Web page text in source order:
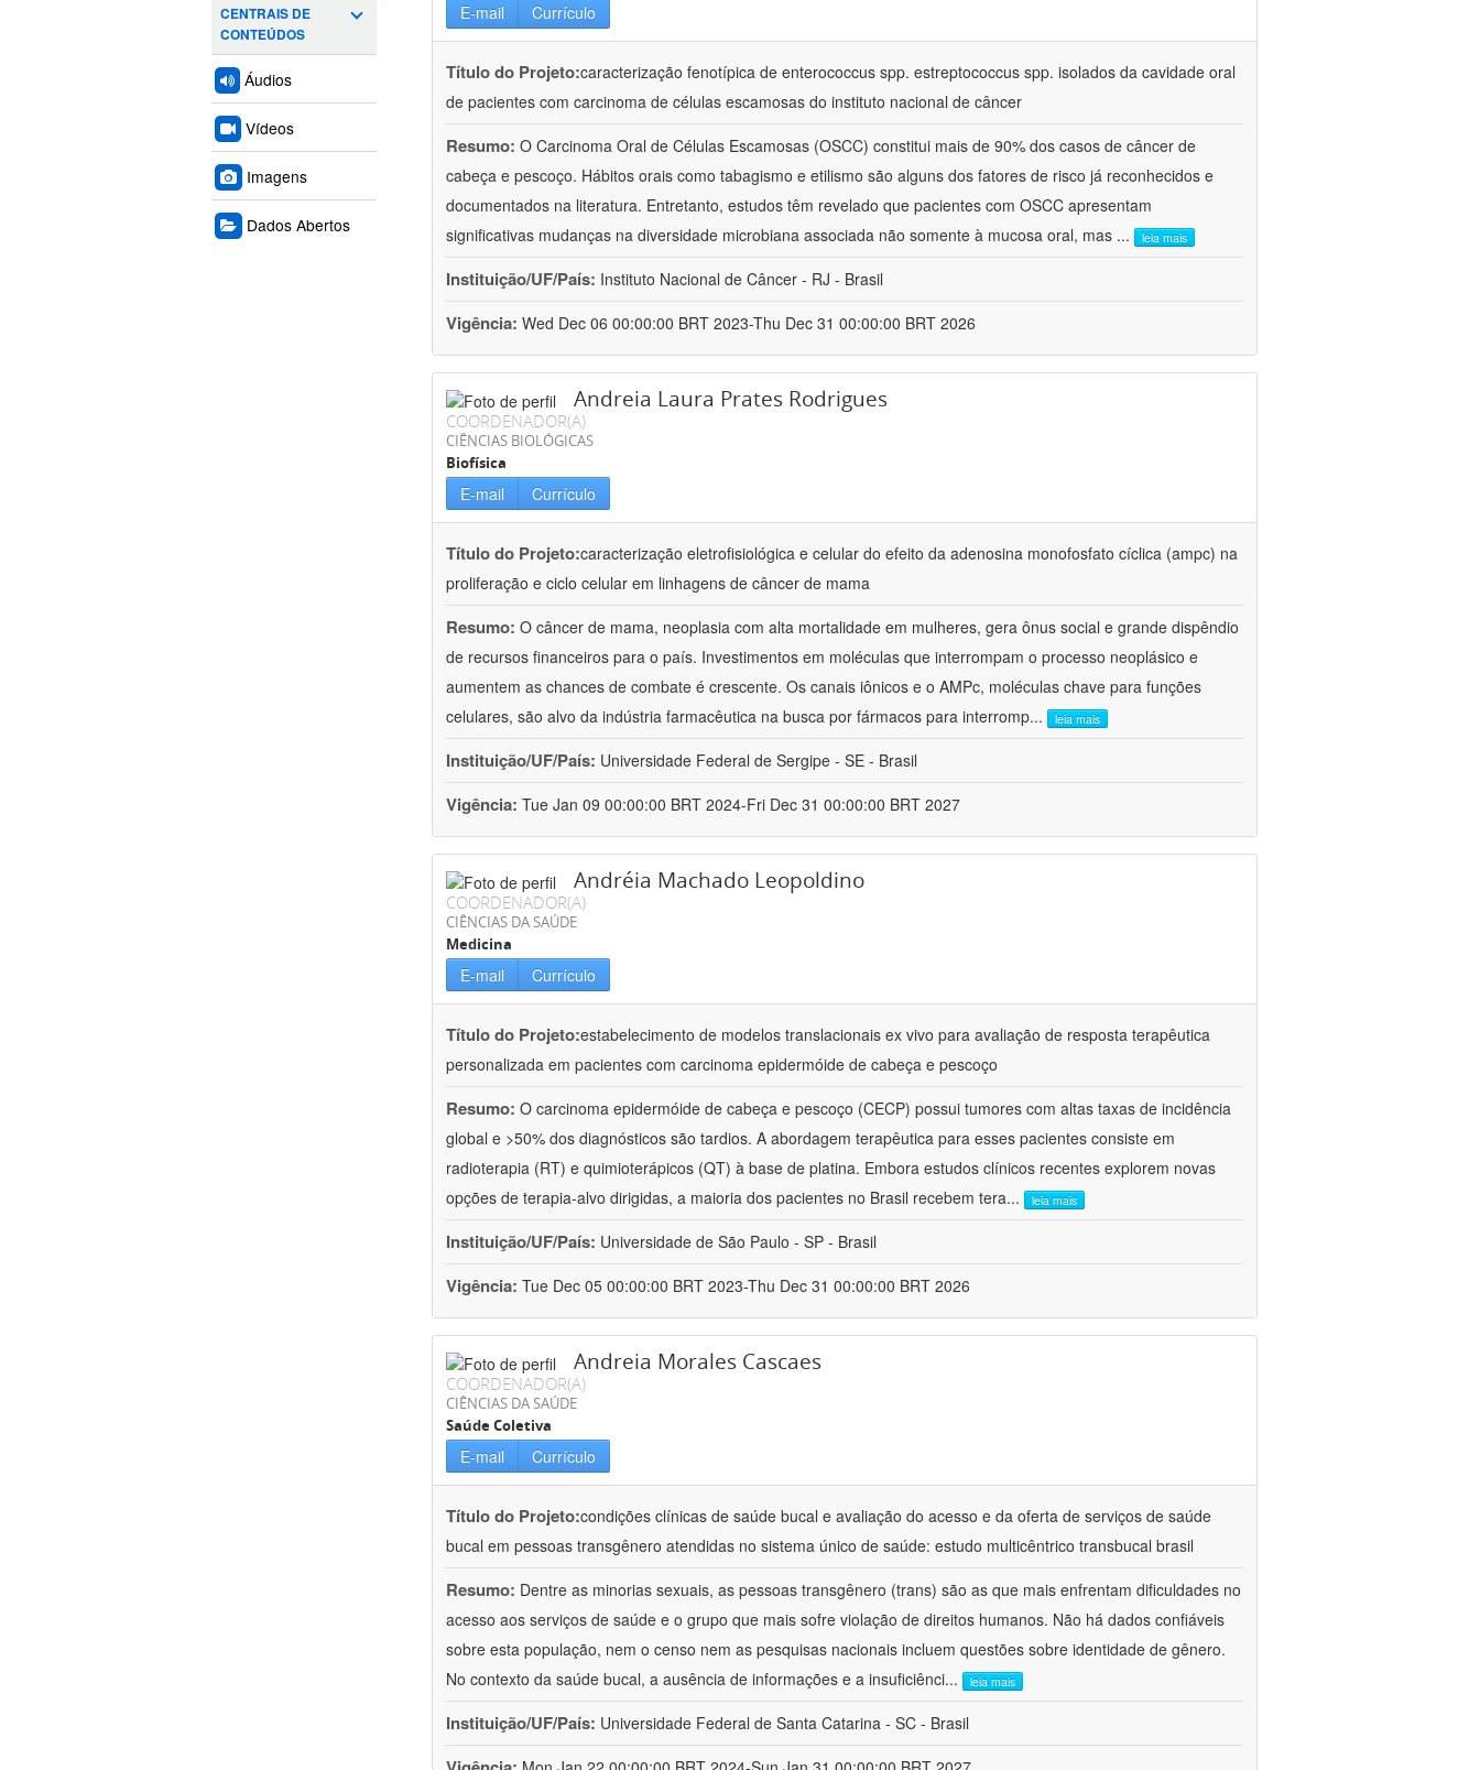
CENTRAIS DE
CONTEÚDOS
Áudios
Vídeos
Imagens
Dados Abertos
E-mail Currículo
Título do Projeto:caracterização fenotípica de enterococcus spp. estreptococcus spp. isolados da cavidade oral
de pacientes com carcinoma de células escamosas do instituto nacional de câncer
Resumo: O Carcinoma Oral de Células Escamosas (OSCC) constitui mais de 90% dos casos de câncer de
cabeça e pescoço. Hábitos orais como tabagismo e etilismo são alguns dos fatores de risco já reconhecidos e
documentados na literatura. Entretanto, estudos têm revelado que pacientes com OSCC apresentam
significativas mudanças na diversidade microbiana associada não somente à mucosa oral, mas ... leia mais
Instituição/UF/País: Instituto Nacional de Câncer - RJ - Brasil
Vigência: Wed Dec 06 00:00:00 BRT 2023-Thu Dec 31 00:00:00 BRT 2026
Andreia Laura Prates Rodrigues
COORDENADOR(A)
CIÊNCIAS BIOLÓGICAS
Biofísica
E-mail Currículo
Título do Projeto:caracterização eletrofisiológica e celular do efeito da adenosina monofosfato cíclica (ampc) na
proliferação e ciclo celular em linhagens de câncer de mama
Resumo: O câncer de mama, neoplasia com alta mortalidade em mulheres, gera ônus social e grande dispêndio
de recursos financeiros para o país. Investimentos em moléculas que interrompam o processo neoplásico e
aumentem as chances de combate é crescente. Os canais iônicos e o AMPc, moléculas chave para funções
celulares, são alvo da indústria farmacêutica na busca por fármacos para interromp... leia mais
Instituição/UF/País: Universidade Federal de Sergipe - SE - Brasil
Vigência: Tue Jan 09 00:00:00 BRT 2024-Fri Dec 31 00:00:00 BRT 2027
Andréia Machado Leopoldino
COORDENADOR(A)
CIÊNCIAS DA SAÚDE
Medicina
E-mail Currículo
Título do Projeto:estabelecimento de modelos translacionais ex vivo para avaliação de resposta terapêutica
personalizada em pacientes com carcinoma epidermóide de cabeça e pescoço
Resumo: O carcinoma epidermóide de cabeça e pescoço (CECP) possui tumores com altas taxas de incidência
global e >50% dos diagnósticos são tardios. A abordagem terapêutica para esses pacientes consiste em
radioterapia (RT) e quimioterápicos (QT) à base de platina. Embora estudos clínicos recentes explorem novas
opções de terapia-alvo dirigidas, a maioria dos pacientes no Brasil recebem tera... leia mais
Instituição/UF/País: Universidade de São Paulo - SP - Brasil
Vigência: Tue Dec 05 00:00:00 BRT 2023-Thu Dec 31 00:00:00 BRT 2026
Andreia Morales Cascaes
COORDENADOR(A)
CIÊNCIAS DA SAÚDE
Saúde Coletiva
E-mail Currículo
Título do Projeto:condições clínicas de saúde bucal e avaliação do acesso e da oferta de serviços de saúde
bucal em pessoas transgênero atendidas no sistema único de saúde: estudo multicêntrico transbucal brasil
Resumo: Dentre as minorias sexuais, as pessoas transgênero (trans) são as que mais enfrentam dificuldades no
acesso aos serviços de saúde e o grupo que mais sofre violação de direitos humanos. Não há dados confiáveis
sobre esta população, nem o censo nem as pesquisas nacionais incluem questões sobre identidade de gênero.
No contexto da saúde bucal, a ausência de informações e a insuficiênci... leia mais
Instituição/UF/País: Universidade Federal de Santa Catarina - SC - Brasil